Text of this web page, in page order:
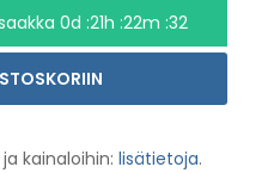
0d :21h :22m :31
kainaloihin: lisätietoja.